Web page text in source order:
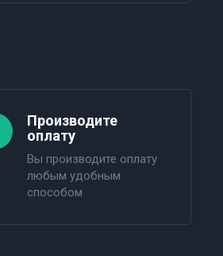
Производите
оплату
Вы производите оплату
любым удобным
способом